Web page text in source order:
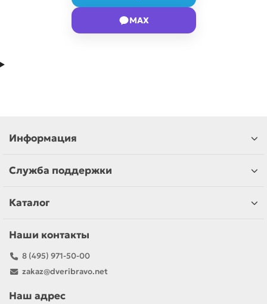
MAX
Информация
Служба поддержки
Каталог
Наши контакты
8 (495) 971-50-00
zakaz@dveribravo.net
Наш адрес